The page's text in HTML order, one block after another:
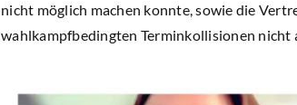
nicht möglich machen konnte, sowie die
wahlkampfbedingten Terminkollisionen